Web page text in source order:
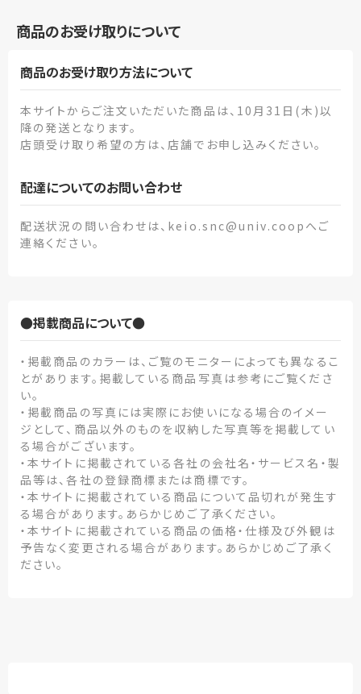
商品のお受け取りについて
商品のお受け取り方法について
本サイトからご注文いただいた商品は、10月31日(木)以
降の発送となります。
店頭受け取り希望の方は、店舗でお申し込みください。
配達についてのお問い合わせ
配送状況の問い合わせは、keio.snc@univ.coopへご
連絡ください。
●掲載商品について●
・掲載商品のカラーは、ご覧のモニターによっても異なるこ
とがあります。掲載している商品写真は参考にご覧くださ
い。
・掲載商品の写真には実際にお使いになる場合のイメー
ジとして、商品以外のものを収納した写真等を掲載してい
る場合がございます。
・本サイトに掲載されている各社の会社名・サービス名・製
品等は、各社の登録商標または商標です。
・本サイトに掲載されている商品について品切れが発生す
る場合があります。あらかじめご了承ください。
・本サイトに掲載されている商品の価格・仕様及び外観は
予告なく変更される場合があります。あらかじめご了承く
ださい。